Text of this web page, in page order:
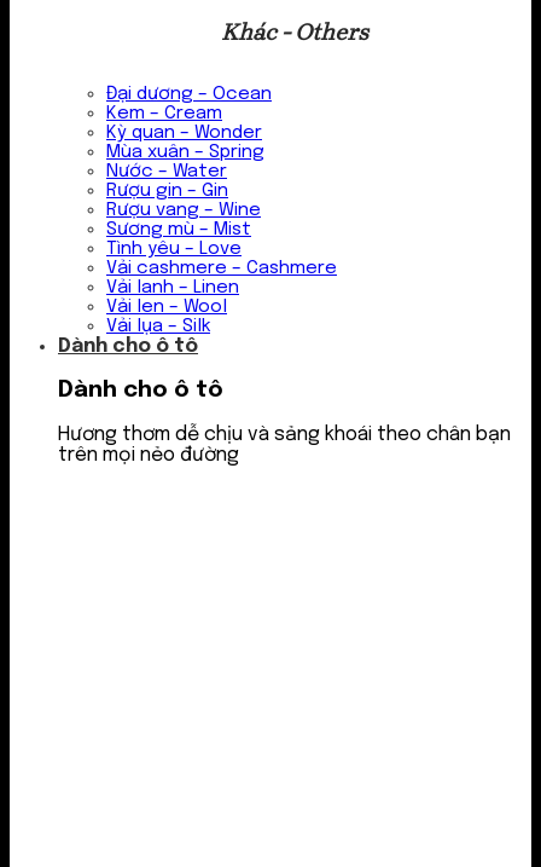
Khác - Others
Đại dương – Ocean
Kem – Cream
Kỳ quan – Wonder
Mùa xuân – Spring
Nước – Water
Rượu gin – Gin
Rượu vang – Wine
Sương mù – Mist
Tình yêu – Love
Vải cashmere – Cashmere
Vải lanh – Linen
Vải len – Wool
Vải lụa – Silk
Dành cho ô tô
Dành cho ô tô
Hương thơm dễ chịu và sảng khoái theo chân bạn
trên mọi nẻo đường